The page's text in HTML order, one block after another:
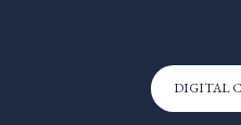
DIGITAL